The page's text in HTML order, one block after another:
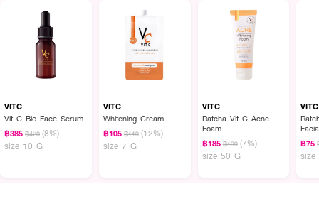
ผลลัพธ์ที่ได้ :
VIT C Glassy Facial Mask
แผ่นมาส์กหน้าที่ผสานสารสกัดหลกจาก Vitamin
เปล่งปลั่ง ลดการเกิดเม็ดสีเมลานิน ลดรอยหมองคล้ำทั่วใบหน้า เมื่อใช้เป็นประจำ
อย่างต่อเนื่อง ด้วยนวัตกรรมแผ่นมาส์กจากเส้นใยไหมธรรมชาติ100% อันมี
เทคโนโลยีพิเศษเฉพาะในการถักทอ เพื่อให้ได้แผ่นมาส์กที่โอบรับกับรูปหน้า ทำให้สาร
สกัดสำคัญซึมลงสู่ผิวอย่างมีปะสิทธิภาพ
VITC
Vit C Bio Face Serum
฿385 ฿420 (8%)
size 10 G
VITC
Whitening Cream
฿105 ฿119 (12%)
size 7 G
VITC
Ratcha Vit C Acne
Foam
฿185 ฿199 (7%)
size 50 G
VITC
฿75
size